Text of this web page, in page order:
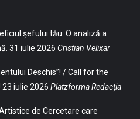
șefului tău. O analiză a
31 iulie 2026 Cristian Velixar
Deschis”! / Call for the
23 iulie 2026 Platzforma Redacția
de Cercetare care